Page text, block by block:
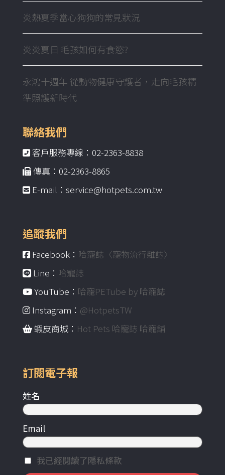
炎熱夏季當心狗狗的常見狀況
炎炎夏日 毛孩如何有食慾?
永鴻十週年 從動物健康守護者，走向毛孩精
準照護新時代
聯絡我們
客戶服務專線：02-2363-8838
傳真：02-2363-8865
E-mail：service@hotpets.com.tw
追蹤我們
Facebook： 哈寵誌〈寵物流行雜誌〉
Line： 哈寵誌
YouTube： 哈寵PETube by 哈寵誌
Instagram： @HotpetsTW
蝦皮商城： Hot Pets 哈寵誌 哈寵舖
訂閱電子報
姓名
Email
我已經閱讀了隱私條款